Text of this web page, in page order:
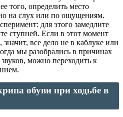
того, определить место
на слух или по ощущениям.
для этого замедлите
ступней. Если в этот момент
значит, все дело не в каблуке или
мы разобрались в причинах
можно переходить к
обуви при ходьбе в